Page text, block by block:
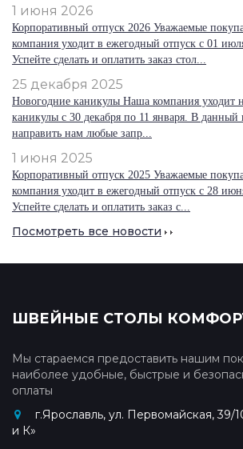
1 июня 2026
Корпоративный отпуск 2026 Уважаемые
компания уходит в ежегодный отпуск с 01
Успейте сделать и оплатить заказ стол...
25 декабря 2025
Новогодние каникулы Наша компания уходит
каникулы с 30 декабря по 11 января. В
направить нам любые запр...
1 июня 2025
Корпоративный отпуск 2025 Уважаемые
компания уходит в ежегодный отпуск с 28
Успейте сделать и оплатить заказ с...
Посмотреть все новости
ШВЕЙНЫЕ СТОЛЫ
Мы стараемся предоставить нашим
наиболее удобные, быстрые и
оплаты
г.Ярославль, ул. Первомайская,
и К»